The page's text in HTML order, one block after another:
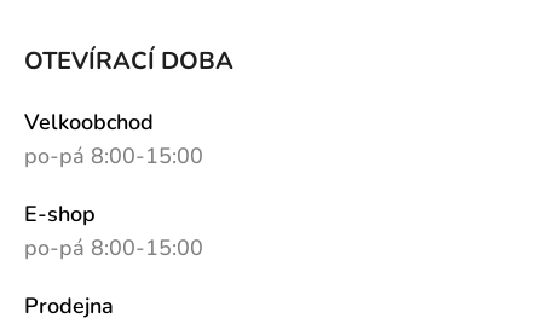
OTEVÍRACÍ DOBA
Velkoobchod
po-pá 8:00-15:00
E-shop
po-pá 8:00-15:00
Prodejna